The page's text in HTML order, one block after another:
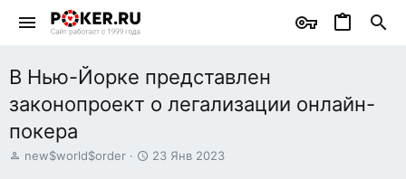
В Нью-Йорке представлен
законопроект о легализации онлайн-
покера
А
new$world$order
Д
23 Янв 2023